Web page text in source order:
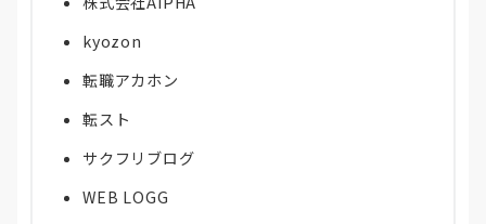
kyozon
転職アカホン
転スト
サクフリブログ
WEB LOGG